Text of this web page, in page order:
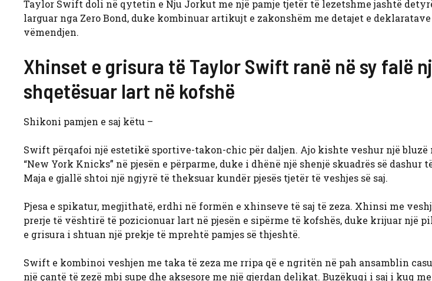
Taylor Swift doli në qytetin e Nju Jorkut me një pamje tjetër të lezetshme jashtë
larguar nga Zero Bond, duke kombinuar artikujt e zakonshëm me detajet e
vëmendjen.
Xhinset e grisura të Taylor Swift ranë në sy falë
shqetësuar lart në kofshë
Shikoni pamjen e saj këtu –
Swift përqafoi një estetikë sportive-takon-chic për daljen. Ajo kishte veshur një bluzë
“New York Knicks” në pjesën e përparme, duke i dhënë një shenjë skuadrës së
Maja e gjallë shtoi një ngjyrë të theksuar kundër pjesës tjetër të veshjes së saj.
Pjesa e spikatur, megjithatë, erdhi në formën e xhinseve të saj të zeza. Xhinsi me
prerje të vështirë të pozicionuar lart në pjesën e sipërme të kofshës, duke krijuar një
e grisura i shtuan një prekje të mprehtë pamjes së thjeshtë.
Swift e kombinoi veshjen me taka të zeza me rripa që e ngritën në pah ansamblin
një çantë të zezë mbi supe dhe aksesore me një gjerdan delikat. Buzëkuqi i saj i kuq